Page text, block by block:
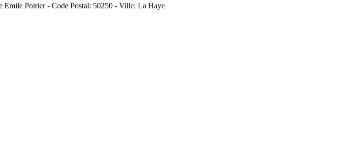
Emile Poirier - Code Postal: 50250 - Ville: La Haye